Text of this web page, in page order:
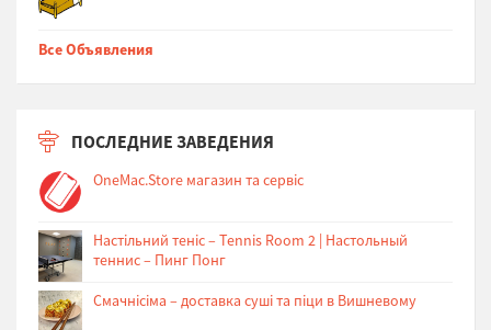
Все Объявления
ПОСЛЕДНИЕ ЗАВЕДЕНИЯ
OneMac.Store магазин та сервіс
Настільний теніс – Tennis Room 2 | Настольный
теннис – Пинг Понг
Cмачнісіма – доставка суші та піци в Вишневому